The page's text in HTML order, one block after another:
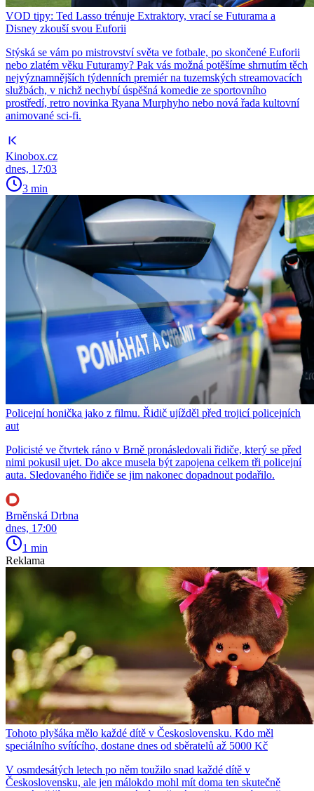
VOD tipy: Ted Lasso trénuje Extraktory, vrací se Futurama a
Disney zkouší svou Euforii
Stýská se vám po mistrovství světa ve fotbale, po skončené Euforii
nebo zlatém věku Futuramy? Pak vás možná potěšíme shrnutím těch
nejvýznamnějších týdenních premiér na tuzemských streamovacích
službách, v nichž nechybí úspěšná komedie ze sportovního
prostředí, retro novinka Ryana Murphyho nebo nová řada kultovní
animované sci-fi.
Kinobox.cz
dnes, 17:03
3 min
Policejní honička jako z filmu. Řidič ujížděl před trojicí policejních
aut
Policisté ve čtvrtek ráno v Brně pronásledovali řidiče, který se před
nimi pokusil ujet. Do akce musela být zapojena celkem tři policejní
auta. Sledovaného řidiče se jim nakonec dopadnout podařilo.
Brněnská Drbna
dnes, 17:00
1 min
Reklama
Tohoto plyšáka mělo každé dítě v Československu. Kdo měl
speciálního svítícího, dostane dnes od sběratelů až 5000 Kč
V osmdesátých letech po něm toužilo snad každé dítě v
Československu, ale jen málokdo mohl mít doma ten skutečně